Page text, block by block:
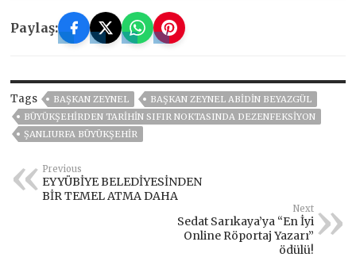
Paylaş:
Tags BAŞKAN ZEYNEL
BAŞKAN ZEYNEL ABİDİN BEYAZGÜL
BÜYÜKŞEHİRDEN TARİHİN SIFIR NOKTASINDA DEZENFEKSİYON
ŞANLIURFA BÜYÜKŞEHİR
Previous
EYYÜBİYE BELEDİYESİNDEN
BİR TEMEL ATMA DAHA
Next
Sedat Sarıkaya’ya “En İyi
Online Röportaj Yazarı”
ödülü!